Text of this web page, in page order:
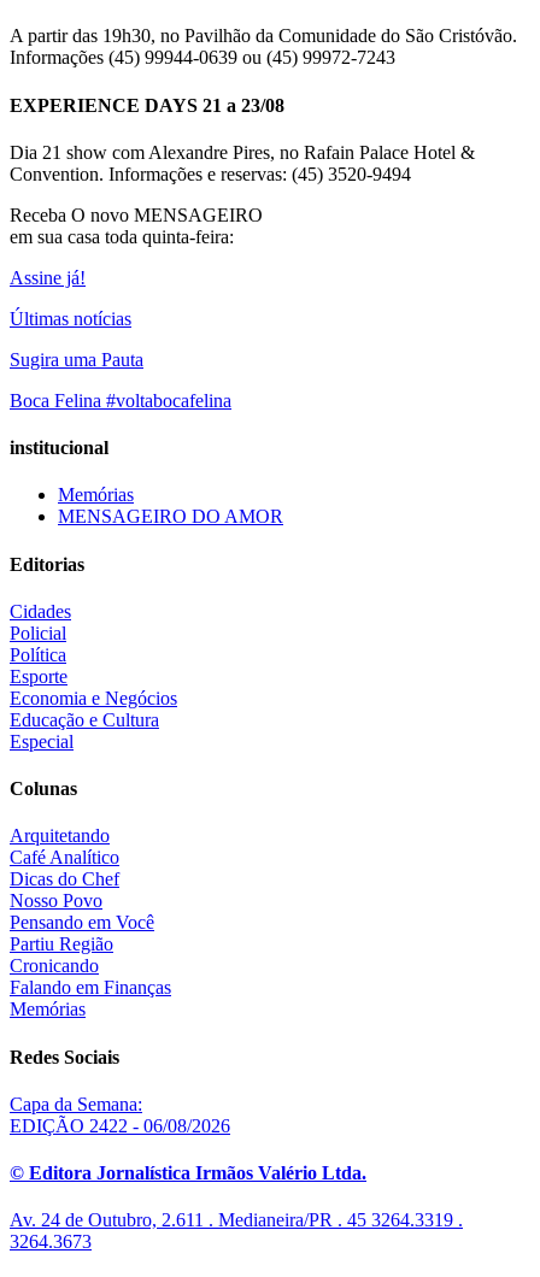
A partir das 19h30, no Pavilhão da Comunidade do São Cristóvão.
Informações (45) 99944-0639 ou (45) 99972-7243
EXPERIENCE DAYS 21 a 23/08
Dia 21 show com Alexandre Pires, no Rafain Palace Hotel &
Convention. Informações e reservas: (45) 3520-9494
Receba O novo MENSAGEIRO
em sua casa toda quinta-feira:
Assine já!
Últimas notícias
Sugira uma Pauta
Boca Felina #voltabocafelina
institucional
Memórias
MENSAGEIRO DO AMOR
Editorias
Cidades
Policial
Política
Esporte
Economia e Negócios
Educação e Cultura
Especial
Colunas
Arquitetando
Café Analítico
Dicas do Chef
Nosso Povo
Pensando em Você
Partiu Região
Cronicando
Falando em Finanças
Memórias
Redes Sociais
Capa da Semana:
EDIÇÃO 2422 - 06/08/2026
© Editora Jornalística Irmãos Valério Ltda.
Av. 24 de Outubro, 2.611 . Medianeira/PR . 45 3264.3319 .
3264.3673